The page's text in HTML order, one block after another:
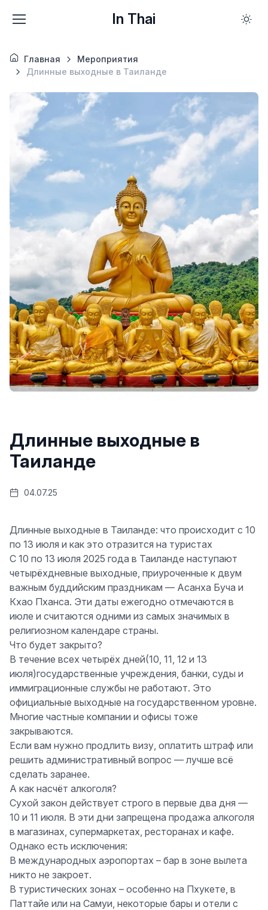
In Thai
Главная
Мероприятия
Длинные выходные в Таиланде
Длинные выходные в
Таиланде
04.07.25
Длинные выходные в Таиланде: что происходит с 10
по 13 июля и как это отразится на туристах
С 10 по 13 июля 2025 года в Таиланде наступают
четырёхдневные выходные, приуроченные к двум
важным буддийским праздникам — Асанха Буча и
Кхао Пханса. Эти даты ежегодно отмечаются в
июле и считаются одними из самых значимых в
религиозном календаре страны.
Что будет закрыто?
В течение всех четырёх дней(10, 11, 12 и 13
июля)государственные учреждения, банки, суды и
иммиграционные службы не работают. Это
официальные выходные на государственном уровне.
Многие частные компании и офисы тоже
закрываются.
Если вам нужно продлить визу, оплатить штраф или
решить административный вопрос — лучше всё
сделать заранее.
А как насчёт алкоголя?
Сухой закон действует строго в первые два дня —
10 и 11 июля. В эти дни запрещена продажа алкоголя
в магазинах, супермаркетах, ресторанах и кафе.
Однако есть исключения:
В международных аэропортах – бар в зоне вылета
никто не закроет.
В туристических зонах – особенно на Пхукете, в
Паттайе или на Самуи, некоторые бары и отели с